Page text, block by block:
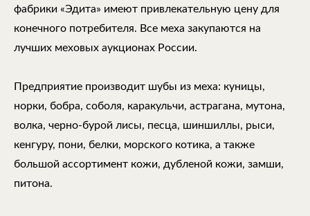
фабрики «Эдита» имеют привлекательную цену для
конечного потребителя. Все меха закупаются на
лучших меховых аукционах России.
Предприятие производит шубы из меха: куницы,
норки, бобра, соболя, каракульчи, астрагана, мутона,
волка, черно-бурой лисы, песца, шиншиллы, рыси,
кенгуру, пони, белки, морского котика, а также
большой ассортимент кожи, дубленой кожи, замши,
питона.